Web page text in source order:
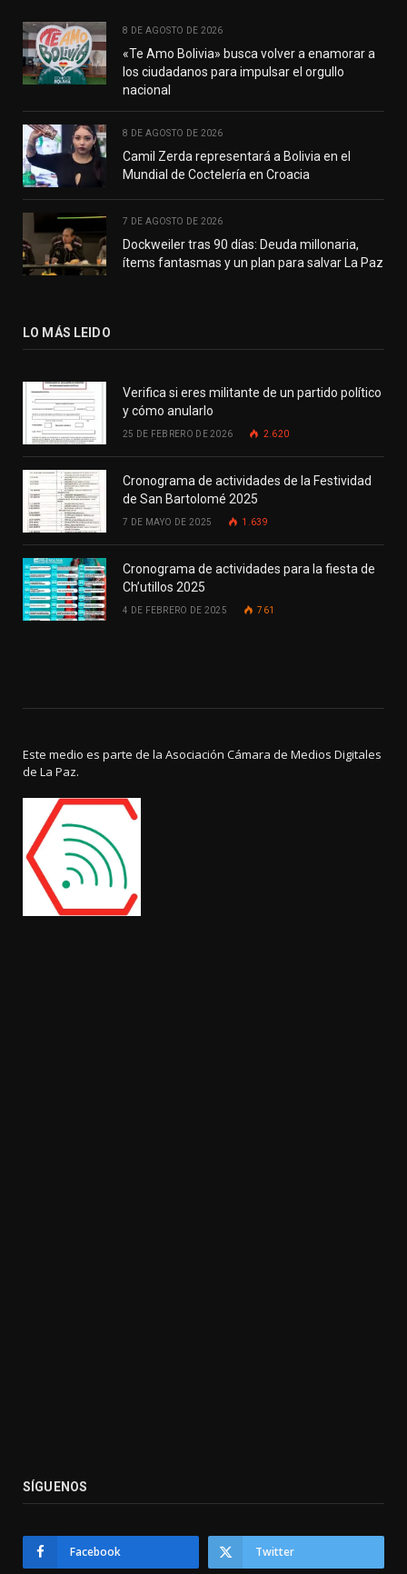
8 DE AGOSTO DE 2026
«Te Amo Bolivia» busca volver a enamorar a
los ciudadanos para impulsar el orgullo
nacional
8 DE AGOSTO DE 2026
Camil Zerda representará a Bolivia en el
Mundial de Coctelería en Croacia
7 DE AGOSTO DE 2026
Dockweiler tras 90 días: Deuda millonaria,
ítems fantasmas y un plan para salvar La Paz
LO MÁS LEIDO
Verifica si eres militante de un partido político
y cómo anularlo
25 DE FEBRERO DE 2026 2.620
Cronograma de actividades de la Festividad
de San Bartolomé 2025
7 DE MAYO DE 2025 1.639
Cronograma de actividades para la fiesta de
Ch’utillos 2025
4 DE FEBRERO DE 2025 761
Este medio es parte de la Asociación Cámara de Medios Digitales
de La Paz.
SÍGUENOS
Facebook Twitter